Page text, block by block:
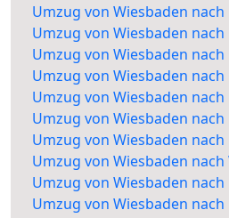
Umzug von Wiesbaden nach
Umzug von Wiesbaden
Umzug von Wiesbaden
Umzug von Wiesbaden
Umzug von Wiesbaden
Umzug von Wiesbaden nach
Umzug von Wiesbaden nach
Umzug von Wiesbaden
Umzug von Wiesbaden
Umzug von Wiesbaden nach